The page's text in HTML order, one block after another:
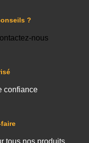
confiance
?
nous